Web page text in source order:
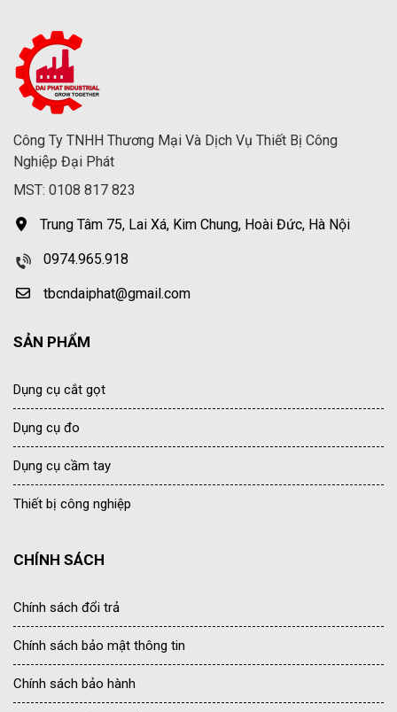
Công Ty TNHH Thương Mại Và Dịch Vụ Thiết Bị Công
Nghiệp Đại Phát
MST: 0108 817 823
Trung Tâm 75, Lai Xá, Kim Chung, Hoài Đức, Hà Nội
0974.965.918
tbcndaiphat@gmail.com
SẢN PHẨM
Dụng cụ cắt gọt
Dụng cụ đo
Dụng cụ cầm tay
Thiết bị công nghiệp
CHÍNH SÁCH
Chính sách đổi trả
Chính sách bảo mật thông tin
Chính sách bảo hành